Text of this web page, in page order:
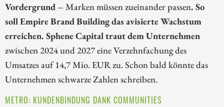
Vordergrund – Marken müssen zueinander passen. So
soll Empire Brand Building das avisierte Wachstum
erreichen. Sphene Capital traut dem Unternehmen
zwischen 2024 und 2027 eine Verzehnfachung des
Umsatzes auf 14,7 Mio. EUR zu. Schon bald könnte das
Unternehmen schwarze Zahlen schreiben.
METRO: KUNDENBINDUNG DANK COMMUNITIES